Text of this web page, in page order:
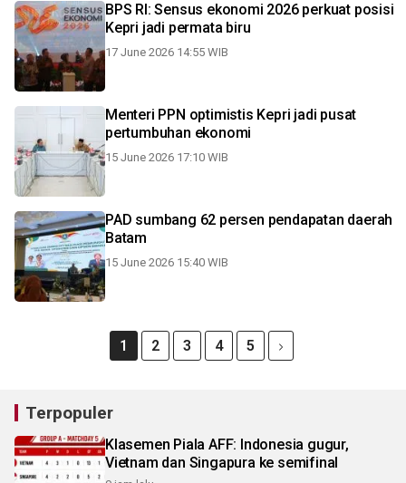
BPS RI: Sensus ekonomi 2026 perkuat posisi
Kepri jadi permata biru
17 June 2026 14:55 WIB
Menteri PPN optimistis Kepri jadi pusat
pertumbuhan ekonomi
15 June 2026 17:10 WIB
PAD sumbang 62 persen pendapatan daerah
Batam
15 June 2026 15:40 WIB
1 2 3 4 5
Terpopuler
Klasemen Piala AFF: Indonesia gugur,
Vietnam dan Singapura ke semifinal